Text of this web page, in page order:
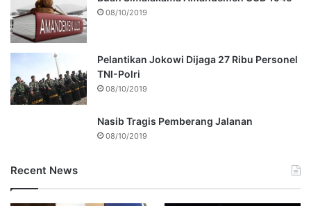
08/10/2019
Pelantikan Jokowi Dijaga 27 Ribu Personel
TNI-Polri
08/10/2019
Nasib Tragis Pemberang Jalanan
08/10/2019
Recent News